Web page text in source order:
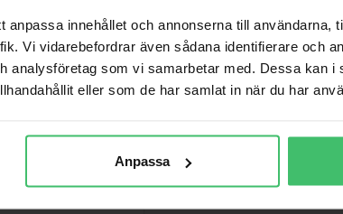
anpassa innehållet och annonserna till användarna,
Vi vidarebefordrar även sådana identifierare och
analysföretag som vi samarbetar med. Dessa kan i
eller som de har samlat in när du har
Anpassa